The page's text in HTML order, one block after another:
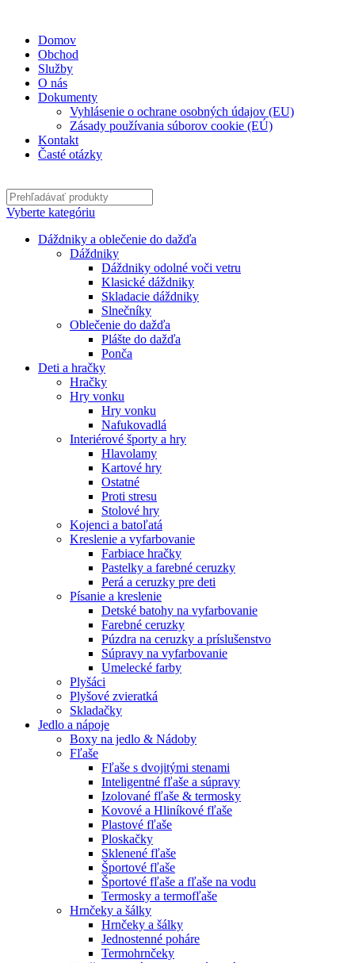
Domov
Obchod
Služby
O nás
Dokumenty
Vyhlásenie o ochrane osobných údajov (EU)
Zásady používania súborov cookie (EÚ)
Kontakt
Časté otázky
Vyberte kategóriu
Dáždniky a oblečenie do dažďa
Dáždniky
Dáždniky odolné voči vetru
Klasické dáždniky
Skladacie dáždniky
Slnečníky
Oblečenie do dažďa
Plášte do dažďa
Ponča
Deti a hračky
Hračky
Hry vonku
Hry vonku
Nafukovadlá
Interiérové športy a hry
Hlavolamy
Kartové hry
Ostatné
Proti stresu
Stolové hry
Kojenci a batoľatá
Kreslenie a vyfarbovanie
Farbiace hračky
Pastelky a farebné ceruzky
Perá a ceruzky pre deti
Písanie a kreslenie
Detské batohy na vyfarbovanie
Farebné ceruzky
Púzdra na ceruzky a príslušenstvo
Súpravy na vyfarbovanie
Umelecké farby
Plyšáci
Plyšové zvieratká
Skladačky
Jedlo a nápoje
Boxy na jedlo & Nádoby
Fľaše
Fľaše s dvojitými stenami
Inteligentné fľaše a súpravy
Izolované fľaše & termosky
Kovové a Hliníkové fľaše
Plastové fľaše
Ploskačky
Sklenené fľaše
Športové fľaše
Športové fľaše a fľaše na vodu
Termosky a termofľaše
Hrnčeky a šálky
Hrnčeky a šálky
Jednostenné poháre
Termohrnčeky